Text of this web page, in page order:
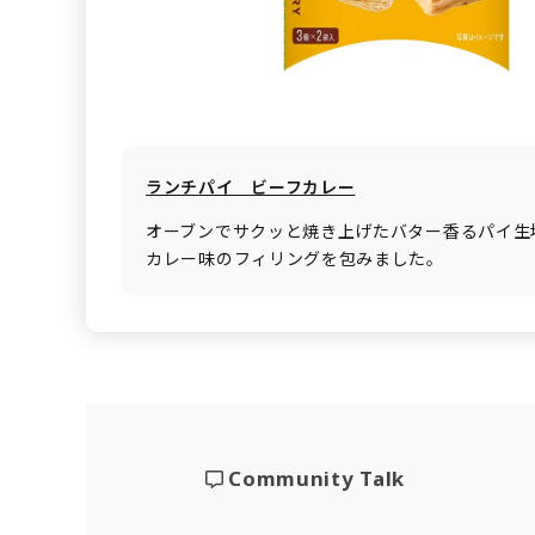
ランチパイ ビーフカレー
オーブンでサクッと焼き上げたバター香るパイ生
カレー味のフィリングを包みました。
Community Talk